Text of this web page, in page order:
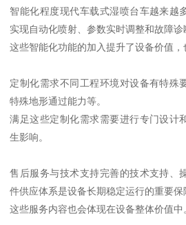
智能化程度现代车载式湿喷台车越来越
实现自动化喷射、参数实时调整和故障诊
这些智能化功能的加入提升了设备价值，
定制化需求不同工程环境对设备有特殊
特殊地形通过能力等。
满足这些定制化需求需要进行专门设计
生影响。
售后服务与技术支持完善的技术支持、
件供应体系是设备长期稳定运行的重要保
这些服务内容也会体现在设备整体价值中